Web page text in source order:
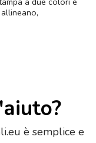
è semplice e